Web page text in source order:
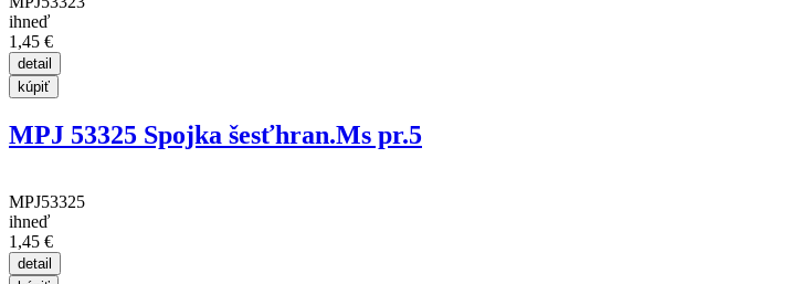
ihneď
1,45 €
MPJ 53325 Spojka šesťhran.Ms pr.5
MPJ53325
ihneď
1,45 €